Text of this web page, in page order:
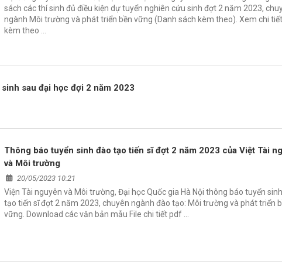
sách các thí sinh đủ điều kiện dự tuyển nghiên cứu sinh đợt 2 năm 2023,
ngành Môi trường và phát triển bền vững (Danh sách kèm theo). Xem chi
kèm theo …
sau đại học đợi 2 năm 2023
Thông báo tuyển sinh đào tạo tiến sĩ đợt 2 năm 2023 của Việt Tài
và Môi trường
20/05/2023 10:21
Viện Tài nguyên và Môi trường, Đại học Quốc gia Hà Nội thông báo tuyển
tạo tiến sĩ đợt 2 năm 2023, chuyên ngành đào tạo: Môi trường và phát triển
vững. Download các văn bản mẫu File chi tiết pdf …